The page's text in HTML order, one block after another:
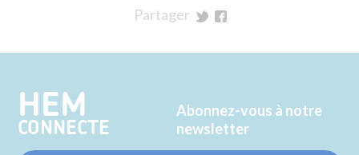
Partager
Twitter
Facebook
HEM
CONNECTE
Abonnez-vous à notre
newsletter